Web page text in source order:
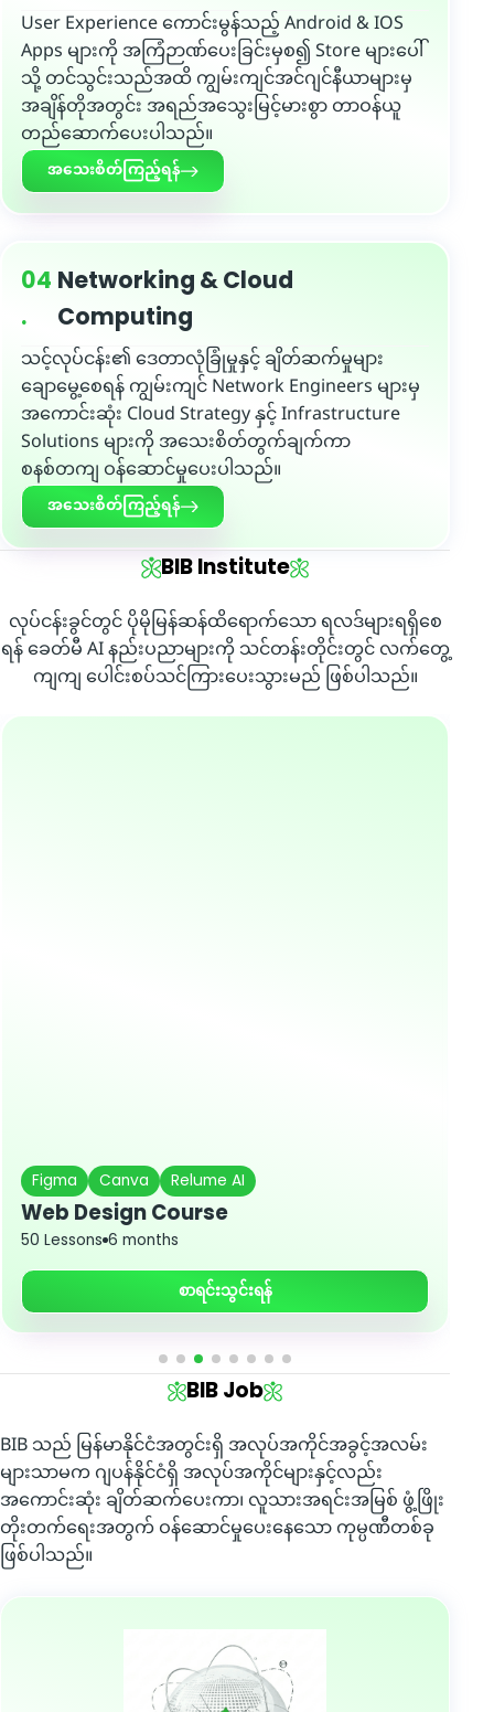
User Experience ကောင်းမွန်သည့် Android & IOS
Apps များကို အကြံဉာဏ်ပေးခြင်းမှစ၍ Store များပေါ်
သို့ တင်သွင်းသည်အထိ ကျွမ်းကျင်အင်ဂျင်နီယာများမှ
အချိန်တိုအတွင်း အရည်အသွေးမြင့်မားစွာ တာဝန်ယူ
တည်ဆောက်ပေးပါသည်။
အသေးစိတ်ကြည့်ရန်
04
.
Networking & Cloud
Computing
သင့်လုပ်ငန်း၏ ဒေတာလုံခြုံမှုနှင့် ချိတ်ဆက်မှုများ
ချောမွေ့စေရန် ကျွမ်းကျင် Network Engineers များမှ
အကောင်းဆုံး Cloud Strategy နှင့် Infrastructure
Solutions များကို အသေးစိတ်တွက်ချက်ကာ
စနစ်တကျ ဝန်ဆောင်မှုပေးပါသည်။
အသေးစိတ်ကြည့်ရန်
BIB Institute
လုပ်ငန်းခွင်တွင် ပိုမိုမြန်ဆန်ထိရောက်သော ရလဒ်များရရှိစေ
ရန် ခေတ်မီ AI နည်းပညာများကို သင်တန်းတိုင်းတွင် လက်တွေ့
ကျကျ ပေါင်းစပ်သင်ကြားပေးသွားမည် ဖြစ်ပါသည်။
Figma Canva Relume AI
Web Design Course
50 Lessons 6 months
စာရင်းသွင်းရန်
BIB Job
BIB သည် မြန်မာနိုင်ငံအတွင်းရှိ အလုပ်အကိုင်အခွင့်အလမ်း
များသာမက ဂျပန်နိုင်ငံရှိ အလုပ်အကိုင်များနှင့်လည်း
အကောင်းဆုံး ချိတ်ဆက်ပေးကာ၊ လူသားအရင်းအမြစ် ဖွံ့ဖြိုး
တိုးတက်ရေးအတွက် ဝန်ဆောင်မှုပေးနေသော ကုမ္ပဏီတစ်ခု
ဖြစ်ပါသည်။